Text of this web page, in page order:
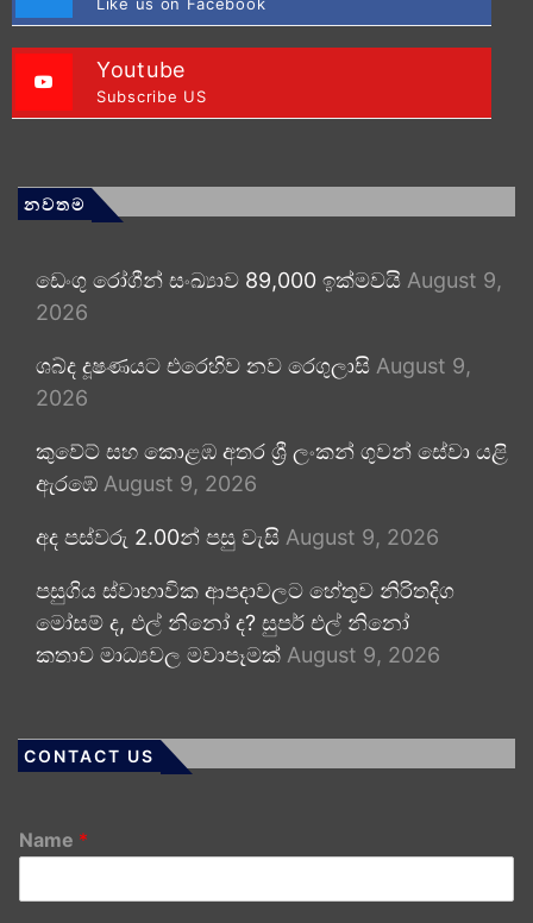
Youtube
Subscribe US
නවතම
ඩෙංගු රෝගීන් සංඛ්‍යාව 89,000 ඉක්මවයි August 9,
2026
ශබ්ද දූෂණයට එරෙහිව නව රෙගුලාසි August 9,
2026
කුවේට් සහ කොළඹ අතර ශ්‍රී ලංකන් ගුවන් සේවා යළි
ඇරඹේ August 9, 2026
අද පස්වරු 2.00න් පසු වැසි August 9, 2026
පසුගිය ස්වාභාවික ආපදාවලට හේතුව නිරිතදිග
මෝසම් ද, එල් නිනෝ ද? සුපර් එල් නිනෝ
කතාව මාධ්‍යවල මවාපෑමක් August 9, 2026
CONTACT US
Name *